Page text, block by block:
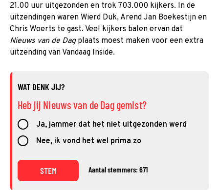
21.00 uur uitgezonden en trok 703.000 kijkers. In de
uitzendingen waren Wierd Duk, Arend Jan Boekestijn en
Chris Woerts te gast. Veel kijkers balen ervan dat
Nieuws van de Dagplaats moest maken voor een extra
uitzending van Vandaag Inside.
WAT DENK JIJ?
Heb jij Nieuws van de Dag gemist?
Ja, jammer dat het niet uitgezonden werd
Nee, ik vond het wel prima zo
STEM Aantal stemmers: 671